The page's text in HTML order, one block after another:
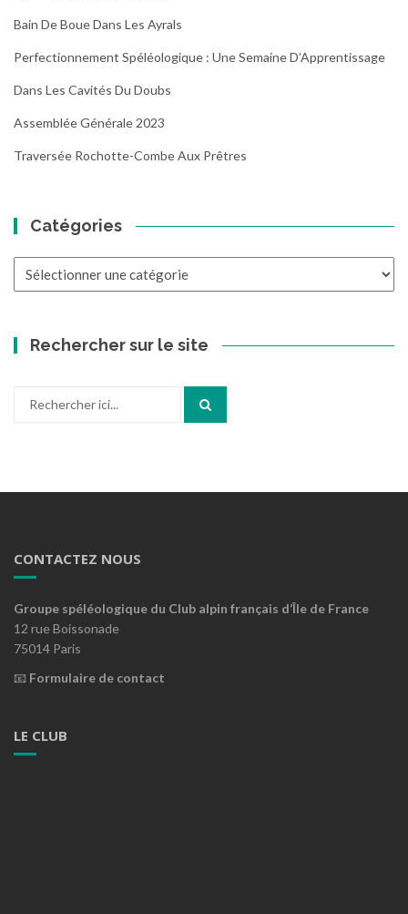
Bain De Boue Dans Les Ayrals
Perfectionnement Spéléologique : Une Semaine D’Apprentissage
Dans Les Cavités Du Doubs
Assemblée Générale 2023
Traversée Rochotte-Combe Aux Prêtres
Catégories
Rechercher sur le site
CONTACTEZ NOUS
Groupe spéléologique du Club alpin français d’Île de France
12 rue Boissonade
75014 Paris
📧 Formulaire de contact
LE CLUB